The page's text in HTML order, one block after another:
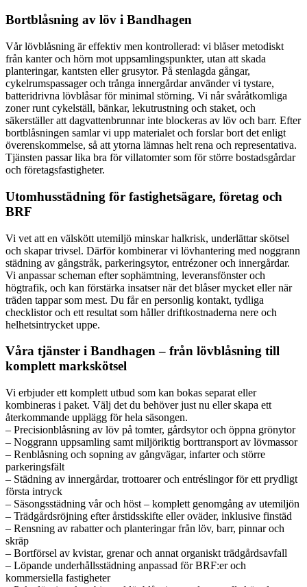
Bortblåsning av löv i Bandhagen
Vår lövblåsning är effektiv men kontrollerad: vi blåser metodiskt
från kanter och hörn mot uppsamlingspunkter, utan att skada
planteringar, kantsten eller grusytor. På stenlagda gångar,
cykelrumspassager och trånga innergårdar använder vi tystare,
batteridrivna lövblåsar för minimal störning. Vi når svåråtkomliga
zoner runt cykelställ, bänkar, lekutrustning och staket, och
säkerställer att dagvattenbrunnar inte blockeras av löv och barr. Efter
bortblåsningen samlar vi upp materialet och forslar bort det enligt
överenskommelse, så att ytorna lämnas helt rena och representativa.
Tjänsten passar lika bra för villatomter som för större bostadsgårdar
och företagsfastigheter.
Utomhusstädning för fastighetsägare, företag och
BRF
Vi vet att en välskött utemiljö minskar halkrisk, underlättar skötsel
och skapar trivsel. Därför kombinerar vi lövhantering med noggrann
städning av gångstråk, parkeringsytor, entrézoner och innergårdar.
Vi anpassar scheman efter sophämtning, leveransfönster och
högtrafik, och kan förstärka insatser när det blåser mycket eller när
träden tappar som mest. Du får en personlig kontakt, tydliga
checklistor och ett resultat som håller driftkostnaderna nere och
helhetsintrycket uppe.
Våra tjänster i Bandhagen – från lövblåsning till
komplett markskötsel
Vi erbjuder ett komplett utbud som kan bokas separat eller
kombineras i paket. Välj det du behöver just nu eller skapa ett
återkommande upplägg för hela säsongen.
– Precisionblåsning av löv på tomter, gårdsytor och öppna grönytor
– Noggrann uppsamling samt miljöriktig borttransport av lövmassor
– Renblåsning och sopning av gångvägar, infarter och större
parkeringsfält
– Städning av innergårdar, trottoarer och entréslingor för ett prydligt
första intryck
– Säsongsstädning vår och höst – komplett genomgång av utemiljön
– Trädgårdsröjning efter årstidsskifte eller oväder, inklusive finstäd
– Rensning av rabatter och planteringar från löv, barr, pinnar och
skräp
– Bortförsel av kvistar, grenar och annat organiskt trädgårdsavfall
– Löpande underhållsstädning anpassad för BRF:er och
kommersiella fastigheter